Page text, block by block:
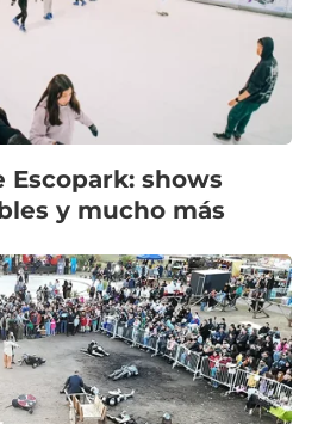
Escopark: shows
y mucho más